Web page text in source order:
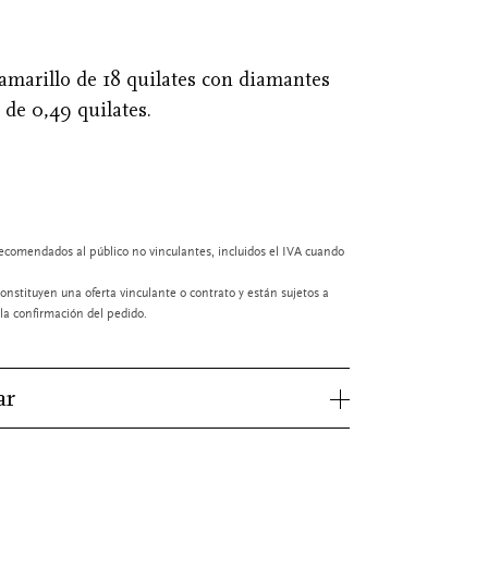
de 18 quilates con diamantes
0,49 quilates.
al público no vinculantes, incluidos el IVA cuando
una oferta vinculante o contrato y están sujetos a
confirmación del pedido.